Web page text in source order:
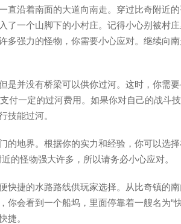
直沿着南面的大道向南走。穿过比奇附近
了一个山脚下的小村庄。记得小心别被村
多强力的怪物，你需要小心应对。继续向
是并没有桥梁可以供你过河。这时，你需要
付一定的过河费用。如果你对自己的战斗
技能过河。
的地界。根据你的实力和经验，你可以选
的怪物强大许多，所以请务必小心应对。
快捷的水路路线供玩家选择。从比奇镇的
你会看到一个船坞，里面停靠着一艘名为“
捷。